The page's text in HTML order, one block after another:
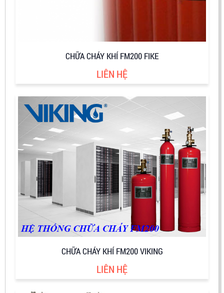
CHỮA CHÁY KHÍ FM200 FIKE
LIÊN HỆ
CHỮA CHÁY KHÍ FM200 VIKING
LIÊN HỆ